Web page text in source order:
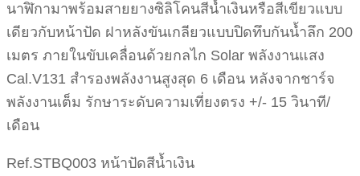
นาฬิกามาพร้อมสายยางซิลิโคนสีน้ำเงินหรือสีเขียวแบบ
เดียวกับหน้าปัด ฝาหลังขันเกลียวแบบปิดทึบกันน้ำลึก 200
เมตร ภายในขับเคลื่อนด้วยกลไก Solar พลังงานแสง
Cal.V131 สำรองพลังงานสูงสุด 6 เดือน หลังจากชาร์จ
พลังงานเต็ม รักษาระดับความเที่ยงตรง +/- 15 วินาที/
เดือน
Ref.STBQ003 หน้าปัดสีน้ำเงิน